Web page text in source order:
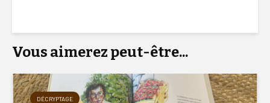
Vous aimerez peut-être...
DÉCRYPTAGE